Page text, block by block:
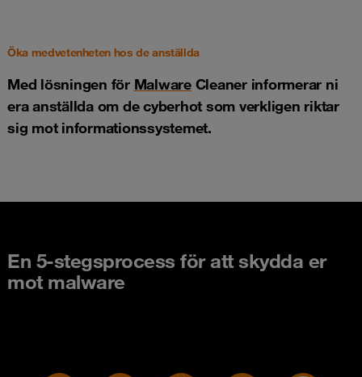
Öka medvetenheten hos de anställda
Med lösningen för MalwareCleaner informerar ni
era anställda om de cyberhot som verkligen riktar
sig mot informationssystemet.
En 5-stegsprocess för att skydda er
mot malware